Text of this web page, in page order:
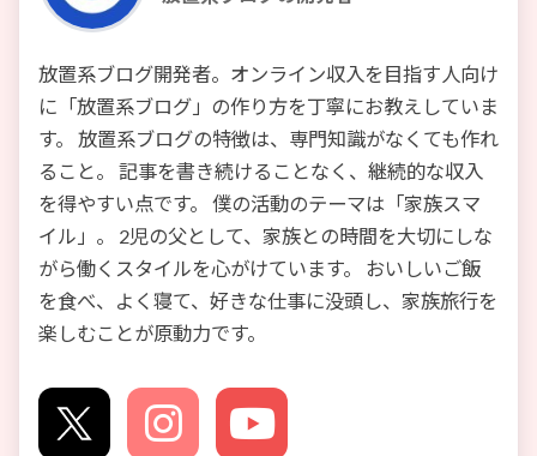
放置系ブログ開発者。オンライン収入を目指す人向け
に「放置系ブログ」の作り方を丁寧にお教えしていま
す。 放置系ブログの特徴は、専門知識がなくても作れ
ること。 記事を書き続けることなく、継続的な収入
を得やすい点です。 僕の活動のテーマは「家族スマ
イル」。 2児の父として、家族との時間を大切にしな
がら働くスタイルを心がけています。 おいしいご飯
を食べ、よく寝て、好きな仕事に没頭し、家族旅行を
楽しむことが原動力です。